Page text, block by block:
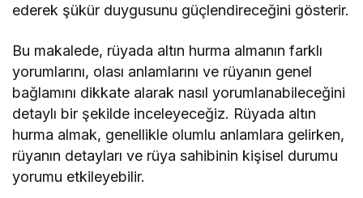
ederek şükür duygusunu güçlendireceğini gösterir.
Bu makalede, rüyada altın hurma almanın farklı
yorumlarını, olası anlamlarını ve rüyanın genel
bağlamını dikkate alarak nasıl yorumlanabileceğini
detaylı bir şekilde inceleyeceğiz. Rüyada altın
hurma almak, genellikle olumlu anlamlara gelirken,
rüyanın detayları ve rüya sahibinin kişisel durumu
yorumu etkileyebilir.